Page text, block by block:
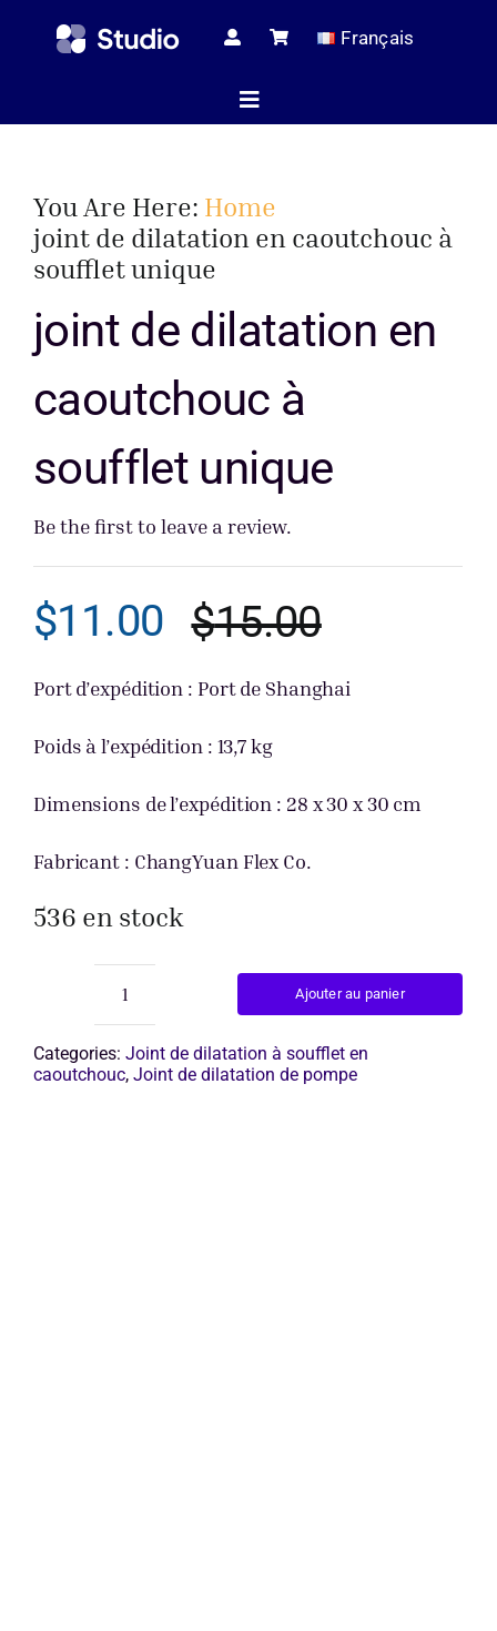
Français
Toggle
You Are Here: Home
joint de dilatation en caoutchouc à
soufflet unique
joint de dilatation en
caoutchouc à
soufflet unique
Be the first to leave a review.
$15.00Le
prix
était :
$11.00
Le
prix
est :
Port d’expédition : Port de Shanghai
Poids à l’expédition : 13,7 kg
Dimensions de l’expédition : 28 x 30 x 30 cm
Fabricant : ChangYuan Flex Co.
536 en stock
quantité
de
joint
de
Ajouter au panier
Categories: Joint de dilatation à soufflet en
caoutchouc, Joint de dilatation de pompe